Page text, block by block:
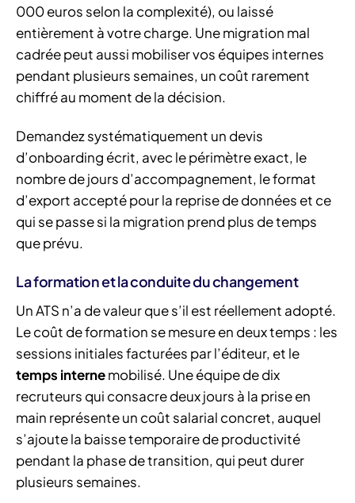
000 euros selon la complexité), ou laissé
entièrement à votre charge. Une migration mal
cadrée peut aussi mobiliser vos équipes internes
pendant plusieurs semaines, un coût rarement
chiffré au moment de la décision.
Demandez systématiquement un devis
d’onboarding écrit, avec le périmètre exact, le
nombre de jours d’accompagnement, le format
d’export accepté pour la reprise de données et ce
qui se passe si la migration prend plus de temps
que prévu.
La formation et la conduite du changement
Un ATS n’a de valeur que s’il est réellement adopté.
Le coût de formation se mesure en deux temps : les
sessions initiales facturées par l’éditeur, et le
temps internemobilisé. Une équipe de dix
recruteurs qui consacre deux jours à la prise en
main représente un coût salarial concret, auquel
s’ajoute la baisse temporaire de productivité
pendant la phase de transition, qui peut durer
plusieurs semaines.